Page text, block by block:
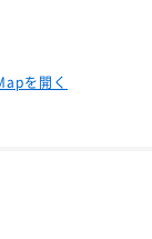
を開く